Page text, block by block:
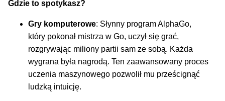
Gdzie to spotykasz?
Gry komputerowe: Słynny program AlphaGo,
który pokonał mistrza w Go, uczył się grać,
rozgrywając miliony partii sam ze sobą. Każda
wygrana była nagrodą. Ten zaawansowany proces
uczenia maszynowego pozwolił mu prześcignąć
ludzką intuicję.